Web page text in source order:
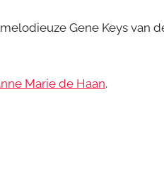
Gene Keys van
Marie de Haan.